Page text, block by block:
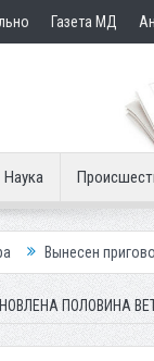
Газета МД
Наука
по делу о
ПОЛОВИНА